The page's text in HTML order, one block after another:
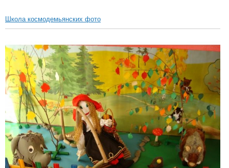
Школа космодемьянских фото